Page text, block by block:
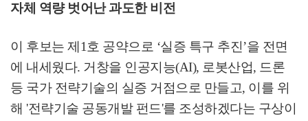
자체 역량 벗어난 과도한 비전
이 후보는 제 1 호 공약으로 ‘실증 특구 추진’을 전면
에 내세웠다. 거창을 인공지능(AI), 로봇산업, 드론
등 국가 전략기술의 실증 거점으로 만들고, 이를 위
해 '전략기술 공동개발 펀드'를 조성하겠다는 구상이